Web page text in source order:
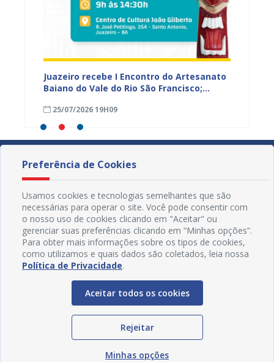
Juazeiro recebe I Encontro do Artesanato
Baiano do Vale do Rio São Francisco;
25/07/2026 19H09
Redes Sociais
Preferência de Cookies
Usamos cookies e tecnologias semelhantes que são
necessárias para operar o site. Você pode consentir com
o nosso uso de cookies clicando em "Aceitar" ou
gerenciar suas preferências clicando em “Minhas opções”.
Para obter mais informações sobre os tipos de cookies,
como utilizamos e quais dados são coletados, leia nossa
Política de Privacidade.
Aceitar todos os cookies
Rejeitar
Minhas opções